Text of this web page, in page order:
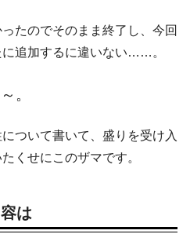
たのでそのまま終了し、今回
追加するに違いない……。
。
ついて書いて、盛りを受け入
くせにこのザマです。
は